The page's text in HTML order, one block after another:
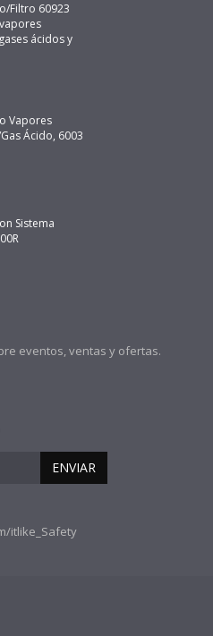
Filtro 60923
ácidos y
Vapores
Ácido, 6003
Sistema
eventos, ventas y ofertas.
ENVIAR
itlike_Safety